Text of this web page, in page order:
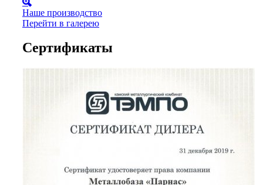
Наше производство
Перейти в галерею
Сертификаты